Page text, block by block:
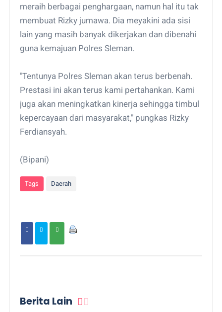
meraih berbagai penghargaan, namun hal itu tak
membuat Rizky jumawa. Dia meyakini ada sisi
lain yang masih banyak dikerjakan dan dibenahi
guna kemajuan Polres Sleman.
"Tentunya Polres Sleman akan terus berbenah.
Prestasi ini akan terus kami pertahankan. Kami
juga akan meningkatkan kinerja sehingga timbul
kepercayaan dari masyarakat," pungkas Rizky
Ferdiansyah.
(Bipani)
Tags Daerah
Berita Lain